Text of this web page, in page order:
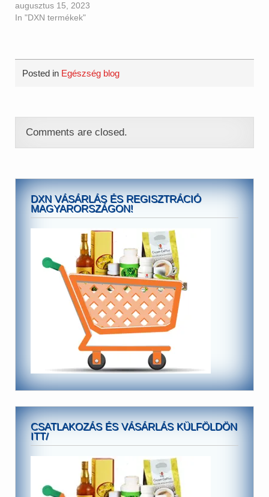
augusztus 15, 2023
In "DXN termékek"
Posted in Egészség blog
Comments are closed.
DXN VÁSÁRLÁS ÉS REGISZTRÁCIÓ
MAGYARORSZÁGON!
CSATLAKOZÁS ÉS VÁSÁRLÁS KÜLFÖLDÖN
ITT/